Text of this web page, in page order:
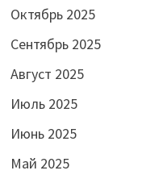
Октябрь 2025
Сентябрь 2025
Август 2025
Июль 2025
Июнь 2025
Май 2025